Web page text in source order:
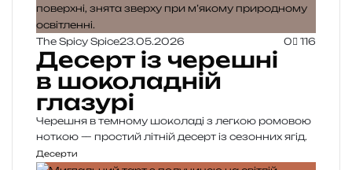
The Spicy Spice23.05.2026 0 116
Десерт із черешні
в шоколадній
глазурі
Черешня в темному шоколаді з легкою ромовою
ноткою — простий літній десерт із сезонних ягід.
Десерти